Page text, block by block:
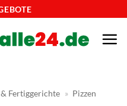
& Fertiggerichte » Pizzen